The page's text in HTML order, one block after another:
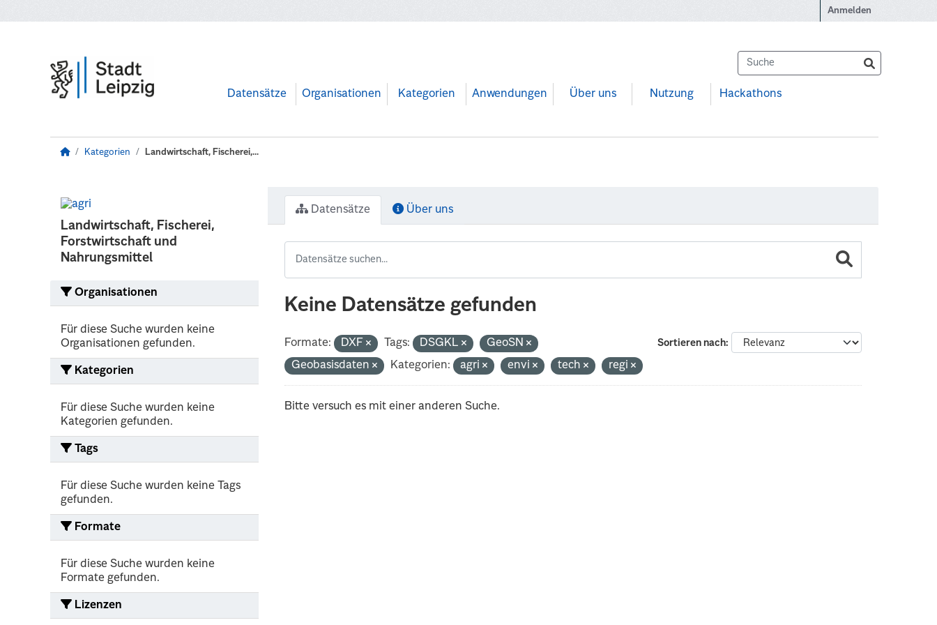
Anmelden
Datensätze Organisationen Kategorien Anwendungen Über uns Nutzung Hackathons
Kategorien Landwirtschaft, Fischerei,...
Landwirtschaft, Fischerei,
Forstwirtschaft und
Nahrungsmittel
Organisationen
Für diese Suche wurden keine
Organisationen gefunden.
Kategorien
Für diese Suche wurden keine
Kategorien gefunden.
Tags
Für diese Suche wurden keine Tags
gefunden.
Formate
Für diese Suche wurden keine
Formate gefunden.
Lizenzen
Datensätze Über uns
Keine Datensätze gefunden
Sortieren nach
Formate: DXF Tags: DSGKL
GeoSN
Geobasisdaten
Kategorien: agri envi tech regi
Bitte versuch es mit einer anderen Suche.